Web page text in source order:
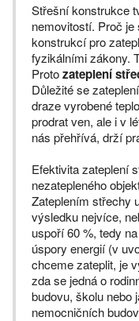
Střešní konstrukce
nemovitostí. Proč je
konstrukcí pro
fyzikálními zákony.
Protozateplení
Důležité se
draze vyrobené
prodrat ven, ale i v
nás přehřívá, drží
Efektivita zateplení
nezatepleného
Zateplením střechy
výsledku nejvíce,
uspoří 60 %, tedy
úspory energií (v
chceme zateplit, je
zda se jedná o
budovu, školu nebo
nemocničních